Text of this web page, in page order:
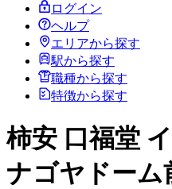
ログイン
ヘルプ
エリアから探す
駅から探す
職種から探す
特徴から探す
柿安 口福堂
ナゴヤドーム